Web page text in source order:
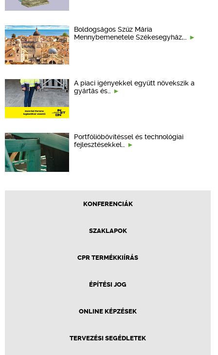
Boldogságos Szűz Mária
Mennybemenetele Székesegyház,…
A piaci igényekkel együtt növekszik a
gyártás és…
Portfólióbővítéssel és technológiai
fejlesztésekkel…
KONFERENCIÁK
SZAKLAPOK
CPR TERMÉKKIÍRÁS
ÉPÍTÉSI JOG
ONLINE KÉPZÉSEK
TERVEZÉSI SEGÉDLETEK